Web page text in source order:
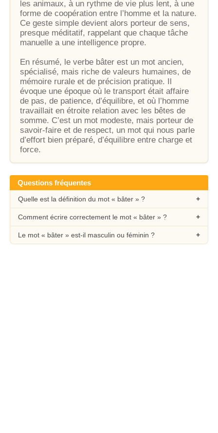
les animaux, à un rythme de vie plus lent, à une
forme de coopération entre l’homme et la nature.
Ce geste simple devient alors porteur de sens,
presque méditatif, rappelant que chaque tâche
manuelle a une intelligence propre.
En résumé, le verbe bâter est un mot ancien,
spécialisé, mais riche de valeurs humaines, de
mémoire rurale et de précision pratique. Il
évoque une époque où le transport était affaire
de pas, de patience, d’équilibre, et où l’homme
travaillait en étroite relation avec les bêtes de
somme. C’est un mot modeste, mais porteur de
savoir-faire et de respect, un mot qui nous parle
d’effort bien préparé, d’équilibre entre charge et
force.
Questions fréquentes
Quelle est la définition du mot « bâter » ?
Comment écrire correctement le mot « bâter » ?
Le mot « bâter » est-il masculin ou féminin ?